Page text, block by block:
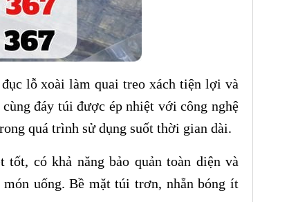
lỗ xoài làm quai treo xách tiện lợi và
đáy túi được ép nhiệt với công nghệ
quá trình sử dụng suốt thời gian dài.
có khả năng bảo quản toàn diện và
uống. Bề mặt túi trơn, nhẵn bóng ít